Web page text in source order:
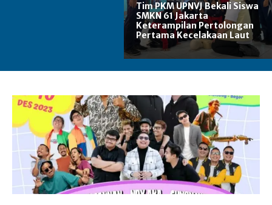
Tim PKM UPNVJ Bekali Siswa
SMKN 61 Jakarta
Keterampilan Pertolongan
Pertama Kecelakaan Laut